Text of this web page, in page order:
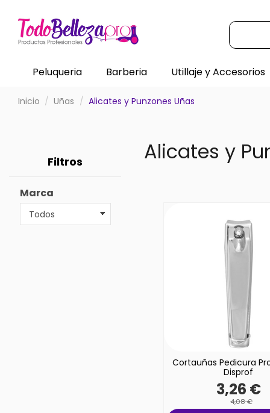
Peluqueria Barberia Utillaje y Accesorios
Inicio Uñas Alicates y Punzones Uñas
Alicates y
Cortauñas Pedicura
Disprof
3,26 €
4,08 €
Filtros
Marca